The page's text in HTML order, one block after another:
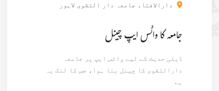
دارالافتاء جامعہ دار التقوی لاہور
جامعہ کا واٹس ایپ چینل
ڈیلی حدیث کے لیے واٹس ایپ پر جامعہ
دارالتقوی کا چینل بنا ہوا، جس کا لنک یہ
ہے